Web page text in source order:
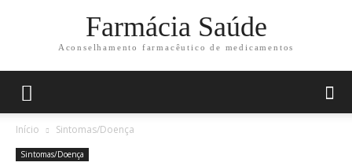
Farmácia Saúde
Aconselhamento farmacêutico de medicamentos
Início Sintomas/Doença
Sintomas/Doença